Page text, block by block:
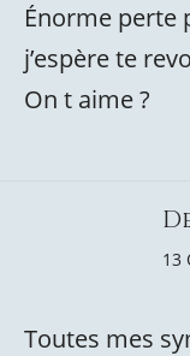
Énorme perte
j’espère te
On t aime ?
13
Toutes mes